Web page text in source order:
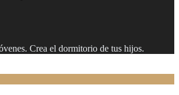
Crea el dormitorio de tus hijos.